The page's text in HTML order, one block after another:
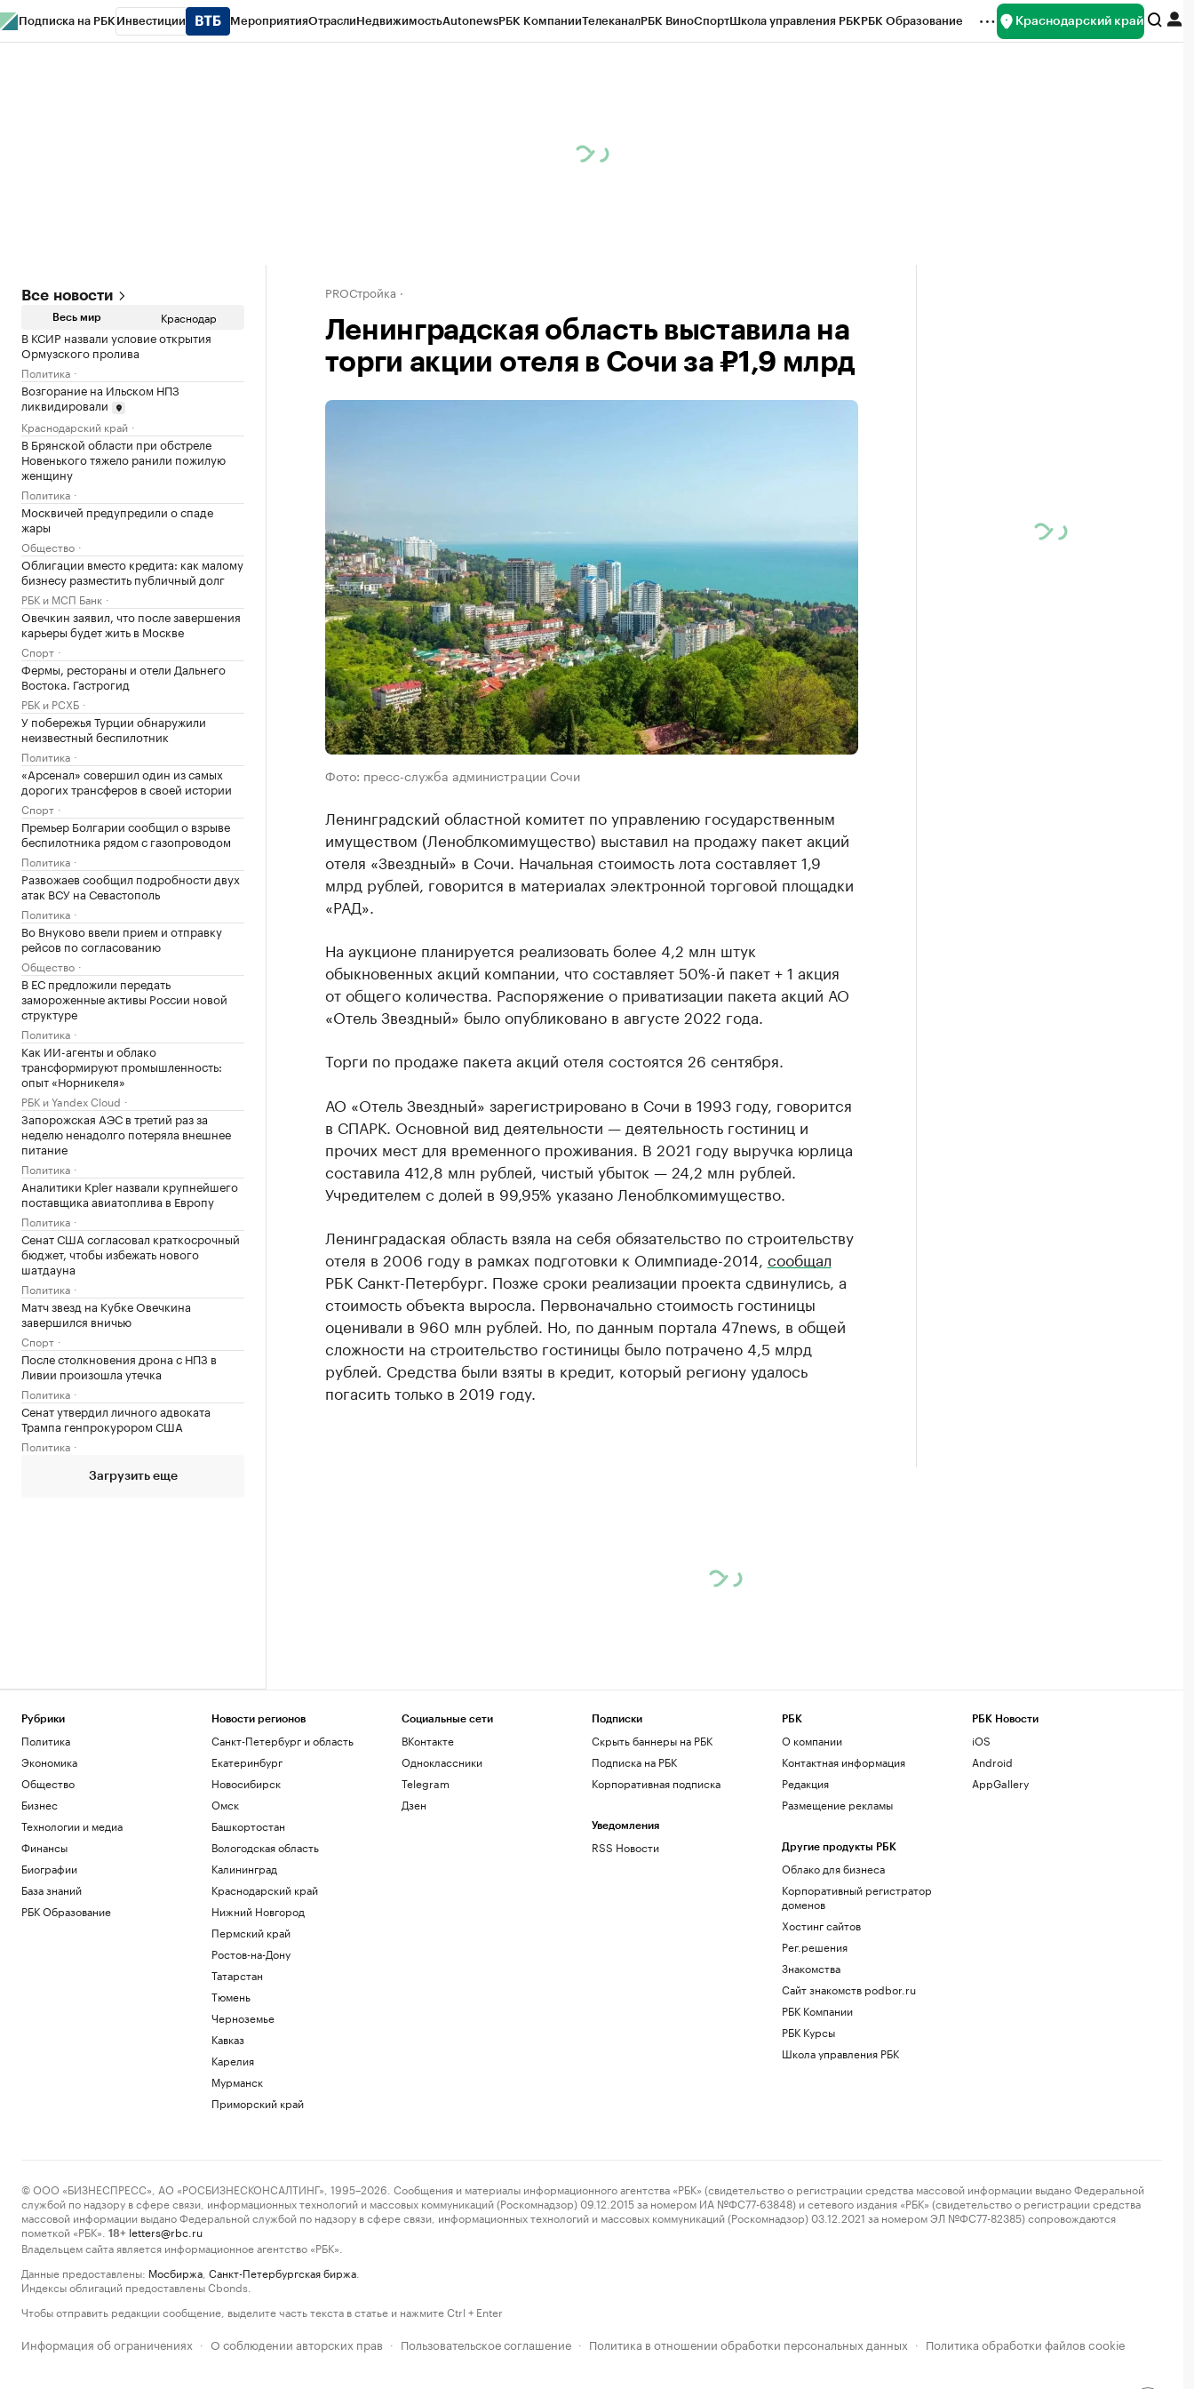
Подписка на РБК Инвестиции МероприятияОтраслиНедвижимостьAutonewsРБК КомпанииТелеканалРБК ВиноСпортШкола управления РБКРБК Образование Краснодарский край
Все новости
Весь мир Краснодар
В КСИР назвали условие открытия
Ормузского пролива
Политика
Возгорание на Ильском НПЗ
ликвидировали
Краснодарский край
В Брянской области при обстреле
Новенького тяжело ранили пожилую
женщину
Политика
Москвичей предупредили о спаде
жары
Общество
Облигации вместо кредита: как малому
бизнесу разместить публичный долг
РБК и МСП Банк
Овечкин заявил, что после завершения
карьеры будет жить в Москве
Спорт
Фермы, рестораны и отели Дальнего
Востока. Гастрогид
РБК и РСХБ
У побережья Турции обнаружили
неизвестный беспилотник
Политика
«Арсенал» совершил один из самых
дорогих трансферов в своей истории
Спорт
Премьер Болгарии сообщил о взрыве
беспилотника рядом с газопроводом
Политика
Развожаев сообщил подробности двух
атак ВСУ на Севастополь
Политика
Во Внуково ввели прием и отправку
рейсов по согласованию
Общество
В ЕС предложили передать
замороженные активы России новой
структуре
Политика
Как ИИ-агенты и облако
трансформируют промышленность:
опыт «Норникеля»
РБК и Yandex Cloud
Запорожская АЭС в третий раз за
неделю ненадолго потеряла внешнее
питание
Политика
Аналитики Kpler назвали крупнейшего
поставщика авиатоплива в Европу
Политика
Сенат США согласовал краткосрочный
бюджет, чтобы избежать нового
шатдауна
Политика
Матч звезд на Кубке Овечкина
завершился вничью
Спорт
После столкновения дрона с НПЗ в
Ливии произошла утечка
Политика
Сенат утвердил личного адвоката
Трампа генпрокурором США
Политика
Загрузить еще
PROСтройка
Ленинградская область выставила на
торги акции отеля в Сочи за ₽1,9 млрд
Фото: пресс-служба администрации Сочи
Ленинградский областной комитет по управлению государственным
имуществом (Леноблкомимущество) выставил на продажу пакет акций
отеля «Звездный» в Сочи. Начальная стоимость лота составляет 1,9
млрд рублей, говорится в материалах электронной торговой площадки
«РАД».
На аукционе планируется реализовать более 4,2 млн штук
обыкновенных акций компании, что составляет 50%-й пакет + 1 акция
от общего количества. Распоряжение о приватизации пакета акций АО
«Отель Звездный» было опубликовано в августе 2022 года.
Торги по продаже пакета акций отеля состоятся 26 сентября.
АО «Отель Звездный» зарегистрировано в Сочи в 1993 году, говорится
в СПАРК. Основной вид деятельности — деятельность гостиниц и
прочих мест для временного проживания. В 2021 году выручка юрлица
составила 412,8 млн рублей, чистый убыток — 24,2 млн рублей.
Учредителем с долей в 99,95% указано Леноблкомимущество.
Ленинградаская область взяла на себя обязательство по строительству
отеля в 2006 году в рамках подготовки к Олимпиаде-2014, сообщал
РБК Санкт-Петербург. Позже сроки реализации проекта сдвинулись, а
стоимость объекта выросла. Первоначально стоимость гостиницы
оценивали в 960 млн рублей. Но, по данным портала 47news, в общей
сложности на строительство гостиницы было потрачено 4,5 млрд
рублей. Средства были взяты в кредит, который региону удалось
погасить только в 2019 году.
Рубрики
Политика
Экономика
Общество
Бизнес
Технологии и медиа
Финансы
Биографии
База знаний
РБК Образование
Новости регионов
Санкт-Петербург и область
Екатеринбург
Новосибирск
Омск
Башкортостан
Вологодская область
Калининград
Краснодарский край
Нижний Новгород
Пермский край
Ростов-на-Дону
Татарстан
Тюмень
Черноземье
Кавказ
Карелия
Мурманск
Приморский край
Социальные сети
ВКонтакте
Одноклассники
Telegram
Дзен
Подписки
Скрыть баннеры на РБК
Подписка на РБК
Корпоративная подписка
Уведомления
RSS Новости
РБК
О компании
Контактная информация
Редакция
Размещение рекламы
Другие продукты РБК
Облако для бизнеса
Корпоративный регистратор
доменов
Хостинг сайтов
Рег.решения
Знакомства
Сайт знакомств podbor.ru
РБК Компании
РБК Курсы
Школа управления РБК
РБК Новости
iOS
Android
AppGallery
© ООО «БИЗНЕСПРЕСС», АО «РОСБИЗНЕСКОНСАЛТИНГ», 1995–2026. Сообщения и материалы информационного агентства «РБК» (свидетельство о регистрации средства массовой информации выдано Федеральной
службой по надзору в сфере связи, информационных технологий и массовых коммуникаций (Роскомнадзор) 09.12.2015 за номером ИА №ФС77-63848) и сетевого издания «РБК» (свидетельство о регистрации средства
массовой информации выдано Федеральной службой по надзору в сфере связи, информационных технологий и массовых коммуникаций (Роскомнадзор) 03.12.2021 за номером ЭЛ №ФС77-82385) сопровождаются
пометкой «РБК».
18+ letters@rbc.ru
Владельцем сайта является информационное агентство «РБК».
Данные предоставлены: Мосбиржа Санкт-Петербургская биржа
Индексы облигаций предоставлены Cbonds.
Чтобы отправить редакции сообщение, выделите часть текста в статье и нажмите Ctrl + Enter
Информация об ограничениях · О соблюдении авторских прав · Пользовательское соглашение · Политика в отношении обработки персональных данных · Политика обработки файлов cookie